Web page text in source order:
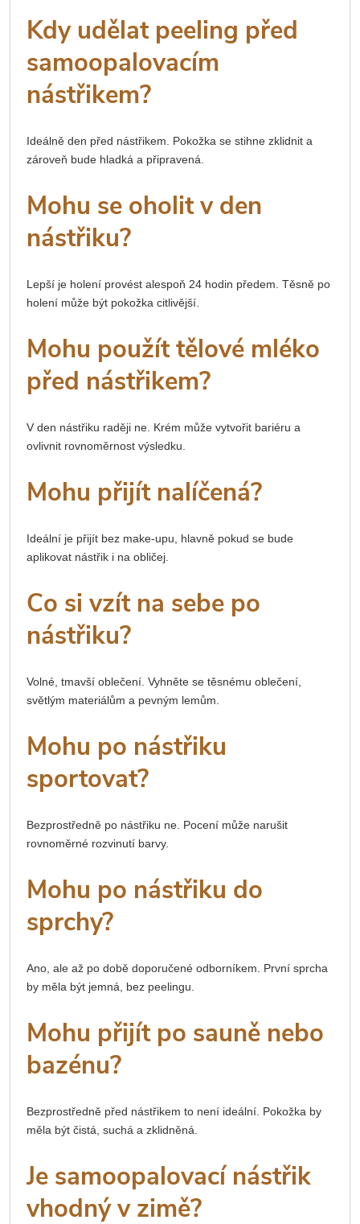
Kdy udělat peeling před
samoopalovacím
nástřikem?
Ideálně den před nástřikem. Pokožka se stihne zklidnit a
zároveň bude hladká a připravená.
Mohu se oholit v den
nástřiku?
Lepší je holení provést alespoň 24 hodin předem. Těsně po
holení může být pokožka citlivější.
Mohu použít tělové mléko
před nástřikem?
V den nástřiku raději ne. Krém může vytvořit bariéru a
ovlivnit rovnoměrnost výsledku.
Mohu přijít nalíčená?
Ideální je přijít bez make-upu, hlavně pokud se bude
aplikovat nástřik i na obličej.
Co si vzít na sebe po
nástřiku?
Volné, tmavší oblečení. Vyhněte se těsnému oblečení,
světlým materiálům a pevným lemům.
Mohu po nástřiku
sportovat?
Bezprostředně po nástřiku ne. Pocení může narušit
rovnoměrné rozvinutí barvy.
Mohu po nástřiku do
sprchy?
Ano, ale až po době doporučené odborníkem. První sprcha
by měla být jemná, bez peelingu.
Mohu přijít po sauně nebo
bazénu?
Bezprostředně před nástřikem to není ideální. Pokožka by
měla být čistá, suchá a zklidněná.
Je samoopalovací nástřik
vhodný v zimě?